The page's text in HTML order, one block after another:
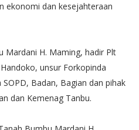
ekonomi dan kesejahteraan
Mardani H. Maming, hadir Plt
unsur Forkopinda
Badan, Bagian dan pihak
dan Kemenag Tanbu.